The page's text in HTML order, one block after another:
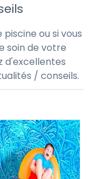
ou si vous
soin de votre
d'excellentes
/ conseils.